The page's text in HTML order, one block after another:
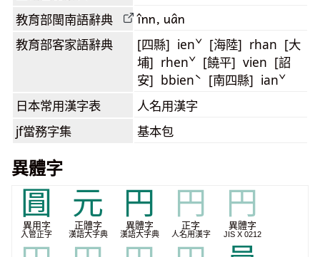
教育部閩南語辭典 înn, uân
教育部客家語辭典
[四縣] ienˇ [海陸] rhan [大
埔] rhenˇ [饒平] vien [詔
安] bbienˋ [南四縣] ianˇ
日本常用漢字表 人名用漢字
jf當務字集 基本包
異體字
㘣
異用字
入管正字
元
正體字
漢語大字典
円
異體字
漢語大字典
円
正字
人名用漢字
円
異體字
JIS X 0212